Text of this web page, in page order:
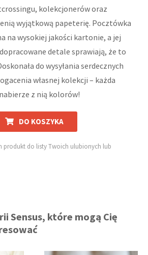
kolekcjonerów oraz
wyjątkową papeterię. Pocztówka
na wysokiej jakości kartonie, a jej
detale sprawiają, że to
do wysyłania serdecznych
własnej kolekcji – każda
z nią kolorów!
DO KOSZYKA
produkt do listy Twoich ulubionych lub
Sensus, które mogą Cię